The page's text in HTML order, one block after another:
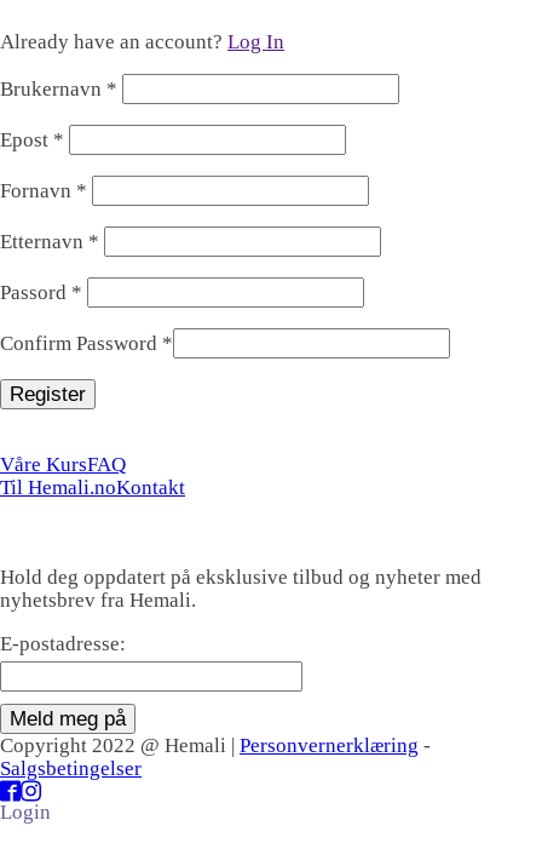
Already have an account? Log In
Brukernavn *
Epost *
Fornavn *
Etternavn *
Passord *
Confirm Password *
Våre KursFAQ
Til Hemali.noKontakt
Hold deg oppdatert på eksklusive tilbud og nyheter med
nyhetsbrev fra Hemali.
E-postadresse:
Meld meg på
Copyright 2022 @ Hemali | Personvernerklæring -
Salgsbetingelser
Login